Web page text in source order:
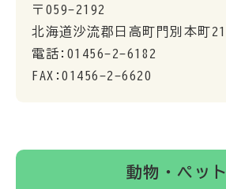
〒059-2192
北海道沙流郡日高町門別本町
電話:01456-2-6182
FAX:01456-2-6620
動物・ペット